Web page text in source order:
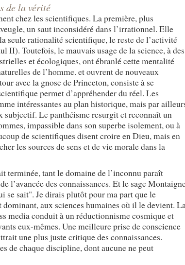
de la vérité
chez les scientifiques. La première, plus
un saut inconsidéré dans l’irrationnel. Elle
seule rationalité scientifique, le reste de l’activité
II). Toutefois, le mauvais usage de la science, à des
et écologiques, ont ébranlé cette mentalité
de l’homme. et ouvrent de nouveaux
avec la gnose de Princeton, consiste à se
permet d’appréhender du réel. Les
intéressantes au plan historique, mais par
subjectif. Le panthéisme resurgit et reconnaît un
impassible dans son superbe isolement, ou à
de scientifiques disent croire en Dieu, mais en
les sources de sens et de vie morale dans la
terminée, tant le domaine de l’inconnu paraît
l’avancée des connaissances. Et le sage
se sait". Je dirais plutôt pour ma part que le
aux sciences humaines où il le devient.
media conduit à un réductionnisme cosmique et
eux-mêmes. Une meilleure prise de conscience
une plus juste critique des connaissances.
de chaque discipline, dont aucune ne peut